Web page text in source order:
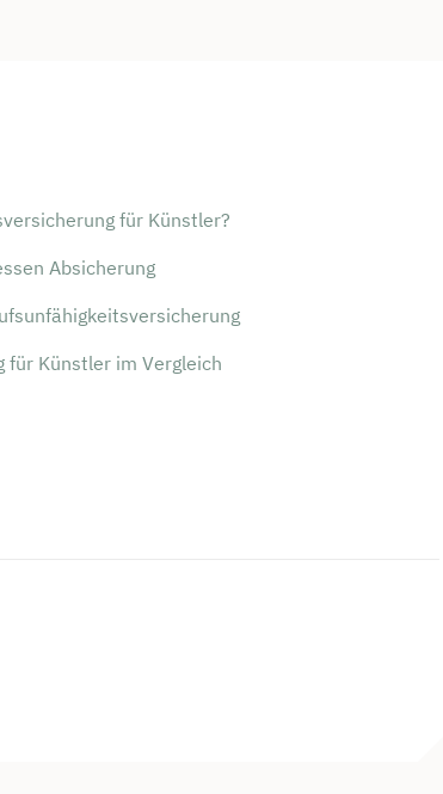
für Künstler?
Absicherung
für Künstler im Vergleich